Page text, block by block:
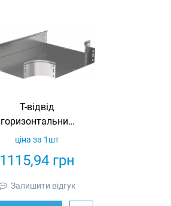
Т-відвід
горизонтальний
500х50 IEK
1115,94 грн
ціна за 1шт
Залишити відгук